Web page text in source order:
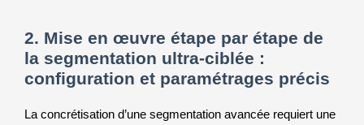
2. Mise en œuvre étape par étape de
la segmentation ultra-ciblée :
configuration et paramétrages précis
La concrétisation d’une segmentation avancée requiert une